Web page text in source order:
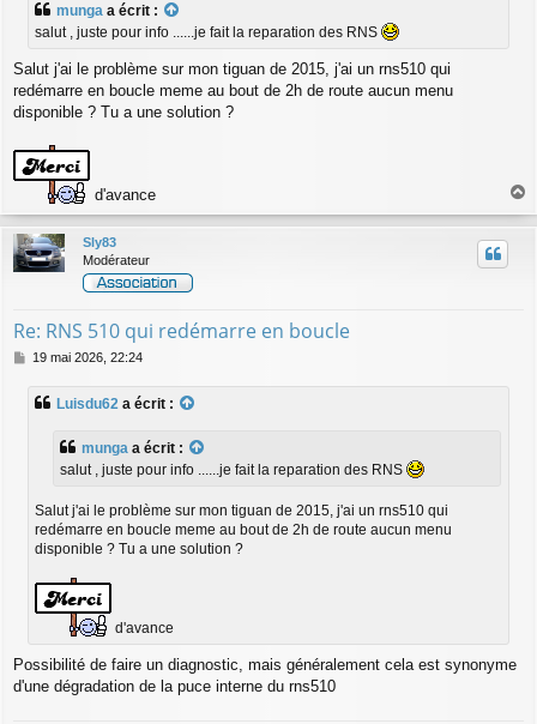
e
munga a écrit :
salut , juste pour info ......je fait la reparation des RNS
Salut j'ai le problème sur mon tiguan de 2015, j'ai un rns510 qui
redémarre en boucle meme au bout de 2h de route aucun menu
disponible ? Tu a une solution ?
d'avance
a
u
Sly83
Modérateur
Re: RNS 510 qui redémarre en boucle
M
s
19 mai 2026, 22:24
Luisdu62 a écrit :
munga a écrit :
salut , juste pour info ......je fait la reparation des RNS
Salut j'ai le problème sur mon tiguan de 2015, j'ai un rns510 qui
redémarre en boucle meme au bout de 2h de route aucun menu
disponible ? Tu a une solution ?
d'avance
Possibilité de faire un diagnostic, mais généralement cela est synonyme
d'une dégradation de la puce interne du rns510